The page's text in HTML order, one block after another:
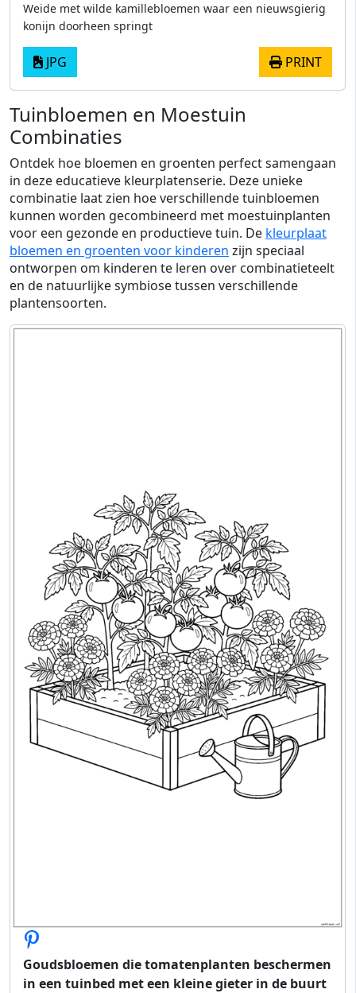
Weide met wilde kamillebloemen waar een nieuwsgierig
konijn doorheen springt
JPG PRINT
Tuinbloemen en Moestuin
Combinaties
Ontdek hoe bloemen en groenten perfect samengaan
in deze educatieve kleurplatenserie. Deze unieke
combinatie laat zien hoe verschillende tuinbloemen
kunnen worden gecombineerd met moestuinplanten
voor een gezonde en productieve tuin. De kleurplaat
bloemen en groenten voor kinderen zijn speciaal
ontworpen om kinderen te leren over combinatieteelt
en de natuurlijke symbiose tussen verschillende
plantensoorten.
Goudsbloemen die tomatenplanten beschermen
in een tuinbed met een kleine gieter in de buurt